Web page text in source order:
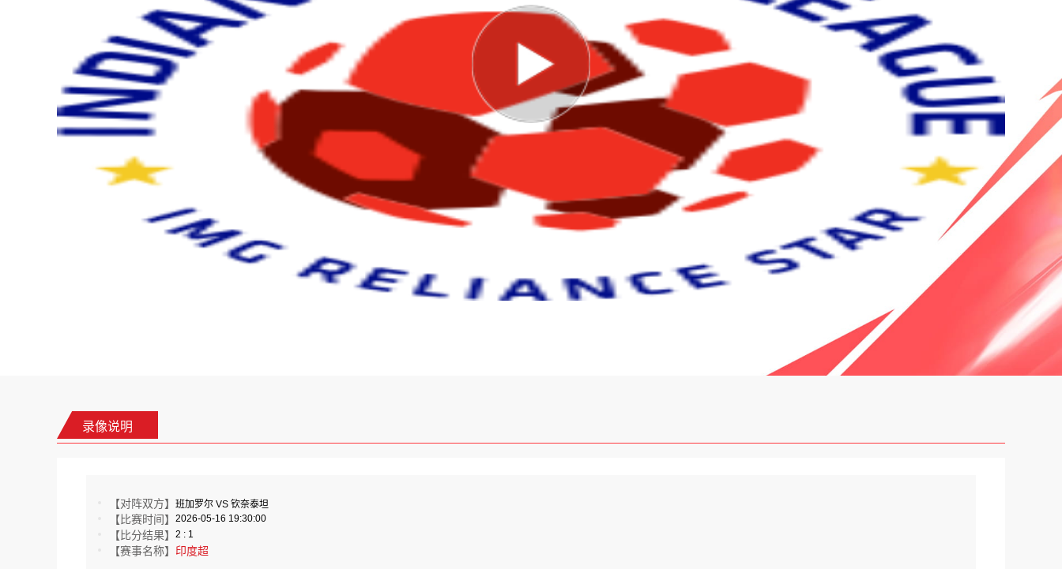
录像说明
【对阵双方】 班加罗尔 VS 钦奈泰坦
【比赛时间】 2026-05-16 19:30:00
【比分结果】 2 : 1
【赛事名称】 印度超